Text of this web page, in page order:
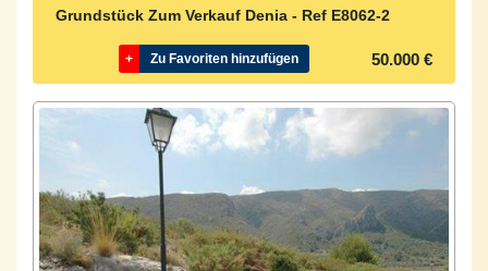
Grundstück Zum Verkauf Denia - Ref E8062-2
+ Zu Favoriten hinzufügen 50.000 €